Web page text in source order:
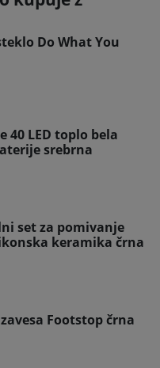
Do What You
40 LED toplo bela
srebrna
set za pomivanje
keramika črna
Footstop črna